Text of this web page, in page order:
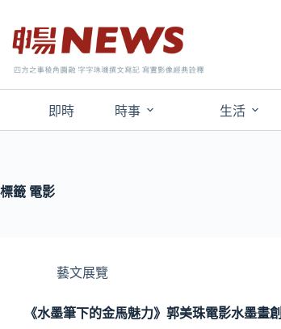
即時 時事 生活
標籤 電影
藝文展覽
《水墨筆下的金馬魅力》郭美珠電影水墨畫創